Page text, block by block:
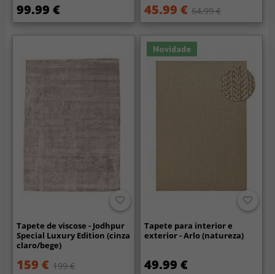
99.99 € 45.99 € 64.99 €
Tapete de viscose - Jodhpur
Special Luxury Edition (cinza
claro/bege)
159 € 199 €
Novidade
Tapete para interior e
exterior - Arlo (natureza)
49.99 €